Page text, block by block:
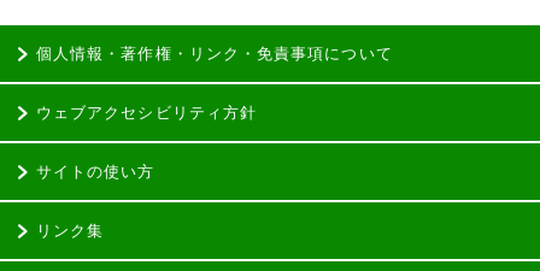
個人情報・著作権・リンク・免責事項について
ウェブアクセシビリティ方針
サイトの使い方
リンク集